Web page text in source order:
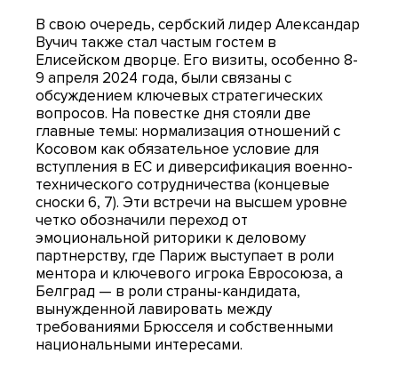
В свою очередь, сербский лидер Александар
Вучич также стал частым гостем в
Елисейском дворце. Его визиты, особенно 8-
9 апреля 2024 года, были связаны с
обсуждением ключевых стратегических
вопросов. На повестке дня стояли две
главные темы: нормализация отношений с
Косовом как обязательное условие для
вступления в ЕС и диверсификация военно-
технического сотрудничества (концевые
сноски 6, 7). Эти встречи на высшем уровне
четко обозначили переход от
эмоциональной риторики к деловому
партнерству, где Париж выступает в роли
ментора и ключевого игрока Евросоюза, а
Белград — в роли страны-кандидата,
вынужденной лавировать между
требованиями Брюсселя и собственными
национальными интересами.